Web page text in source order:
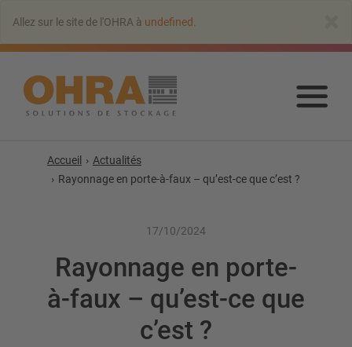
contenu
Allez sur le site de l'OHRA à undefined
Accueil
Actualités
Rayonnage en porte-à-faux – qu’est-ce que c’est ?
17/10/2024
Rayonnage en porte-
à-faux – qu’est-ce que
c’est ?
Rayonnages cantilever
Cantilever avec toit
Rayonnage cantilever simple-face
Rayonnage cantilever double-face